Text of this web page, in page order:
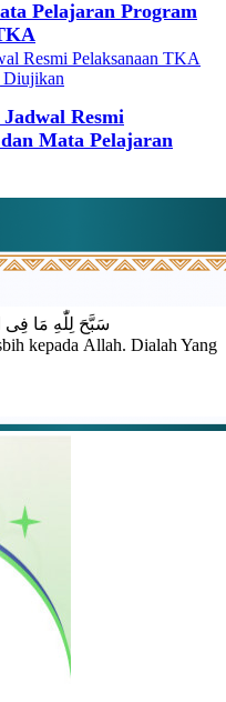
Pelajaran Program
Resmi
Mata Pelajaran
سَبَّحَ لِلّٰهِ مَا فِى
kepada Allah. Dialah Yang